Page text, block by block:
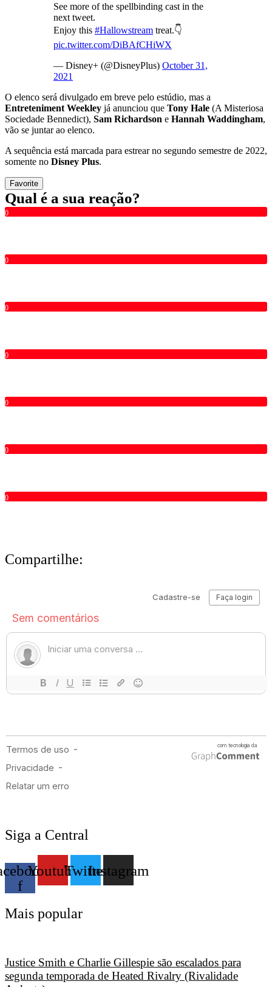
See more of the spellbinding cast in the
next tweet.
Enjoy this #Hallowstream treat.👇
pic.twitter.com/DiBAfCHiWX
— Disney+ (@DisneyPlus) October 31,
2021
O elenco será divulgado em breve pelo estúdio, mas a
Entreteniment Weekley já anunciou que Tony Hale (A Misteriosa
Sociedade Bennedict), Sam Richardson e Hannah Waddingham,
vão se juntar ao elenco.
A sequência está marcada para estrear no segundo semestre de 2022,
somente no Disney Plus.
Favorite
Qual é a sua reação?
0
0
0
0
0
0
0
Compartilhe:
Siga a Central
f
YoutubeTwitterInstagram
Mais popular
Justice Smith e Charlie Gillespie são escalados para
segunda temporada de Heated Rivalry (Rivalidade